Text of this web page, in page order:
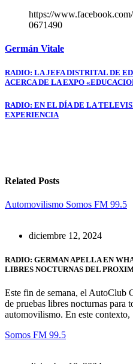
https://
0671490
Germán Vitale
Navegación
de
entradas
RADIO: LA JEFA DISTRITAL DE
ACERCA DE LA EXPO
RADIO: EN EL DÍA DE LA
EXPERIENCIA
Related Posts
Automovilismo Somos FM 99.5
diciembre 12, 2024
RADIO: GERMAN APELLA EN
LIBRES NOCTURNAS DEL
Este fin de semana, el AutoClub
de pruebas libres nocturnas para
automovilismo. En este contexto,
Somos FM 99.5